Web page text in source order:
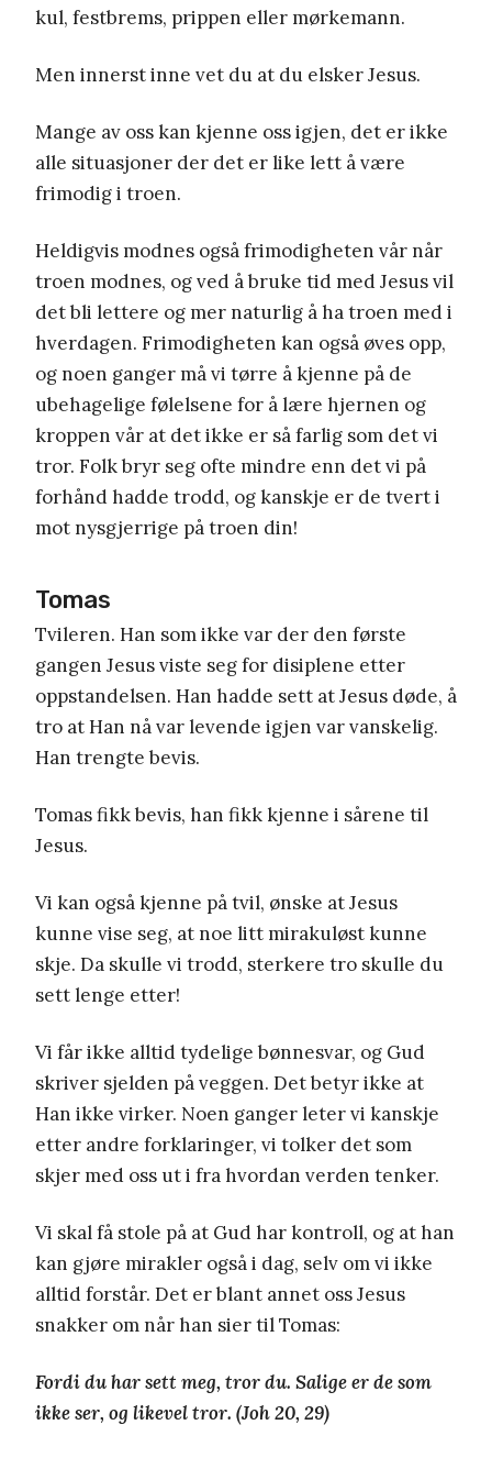
kul, festbrems, prippen eller mørkemann.
Men innerst inne vet du at du elsker Jesus.
Mange av oss kan kjenne oss igjen, det er ikke
alle situasjoner der det er like lett å være
frimodig i troen.
Heldigvis modnes også frimodigheten vår når
troen modnes, og ved å bruke tid med Jesus vil
det bli lettere og mer naturlig å ha troen med i
hverdagen. Frimodigheten kan også øves opp,
og noen ganger må vi tørre å kjenne på de
ubehagelige følelsene for å lære hjernen og
kroppen vår at det ikke er så farlig som det vi
tror. Folk bryr seg ofte mindre enn det vi på
forhånd hadde trodd, og kanskje er de tvert i
mot nysgjerrige på troen din!
Tomas
Tvileren. Han som ikke var der den første
gangen Jesus viste seg for disiplene etter
oppstandelsen. Han hadde sett at Jesus døde, å
tro at Han nå var levende igjen var vanskelig.
Han trengte bevis.
Tomas fikk bevis, han fikk kjenne i sårene til
Jesus.
Vi kan også kjenne på tvil, ønske at Jesus
kunne vise seg, at noe litt mirakuløst kunne
skje. Da skulle vi trodd, sterkere tro skulle du
sett lenge etter!
Vi får ikke alltid tydelige bønnesvar, og Gud
skriver sjelden på veggen. Det betyr ikke at
Han ikke virker. Noen ganger leter vi kanskje
etter andre forklaringer, vi tolker det som
skjer med oss ut i fra hvordan verden tenker.
Vi skal få stole på at Gud har kontroll, og at han
kan gjøre mirakler også i dag, selv om vi ikke
alltid forstår. Det er blant annet oss Jesus
snakker om når han sier til Tomas:
Fordi du har sett meg, tror du. Salige er de som
ikke ser, og likevel tror. (Joh 20, 29)